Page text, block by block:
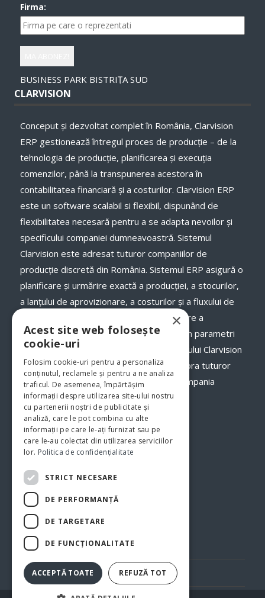
Firma:
BUSINESS PARK BISTRIȚA SUD
CLARVISION
Conceput și dezvoltat complet în România, Clarvision
ERP gestionează întregul proces de producție – de la
tehnologia de producție, planificarea și execuţia
comenzilor, până la transpunerea acestora în
contabilitatea financiară și a costurilor. Clarvision ERP
este un software scalabil si flexibil, dispunând de
flexibilitatea necesară pentru a se adapta nevoilor și
specificului companiei dumneavoastră. Sistemul
Clarvision este adresat tuturor companiilor de
producție discretă din România. Sistemul ERP asigură o
planificare și urmărire exactă a producției, a stocurilor,
a lanţului de aprovizionare, a costurilor și a fluxului de
numerar, a termenelor de livrare și onorare a
comenzilor către clienții dumneavoastră, în parametri
optimi. Odată cu implementarea programului Clarvision
veți avea o imagine clară, în timp real asupra tuturor
proceselor şi fluxurilor de activităţi din compania
dumneavoastră.www.clarvision.ro
Str.Nicolae Titulescu 6, Bistrita
Tel. 0040-744-772139
Politica de confidentialitate
Politica cookie
×
Acest site web folosește
cookie-uri
Folosim cookie-uri pentru a personaliza
conținutul, reclamele și pentru a ne analiza
traficul. De asemenea, împărtășim
informații despre utilizarea site-ului nostru
cu partenerii noștri de publicitate și
analiză, care le pot combina cu alte
informații pe care le-ați furnizat sau pe
care le-au colectat din utilizarea serviciilor
lor. Politica de confidențialitate
STRICT NECESARE
DE PERFORMANȚĂ
DE TARGETARE
DE FUNCŢIONALITATE
ACCEPTĂ TOATE REFUZĂ TOT